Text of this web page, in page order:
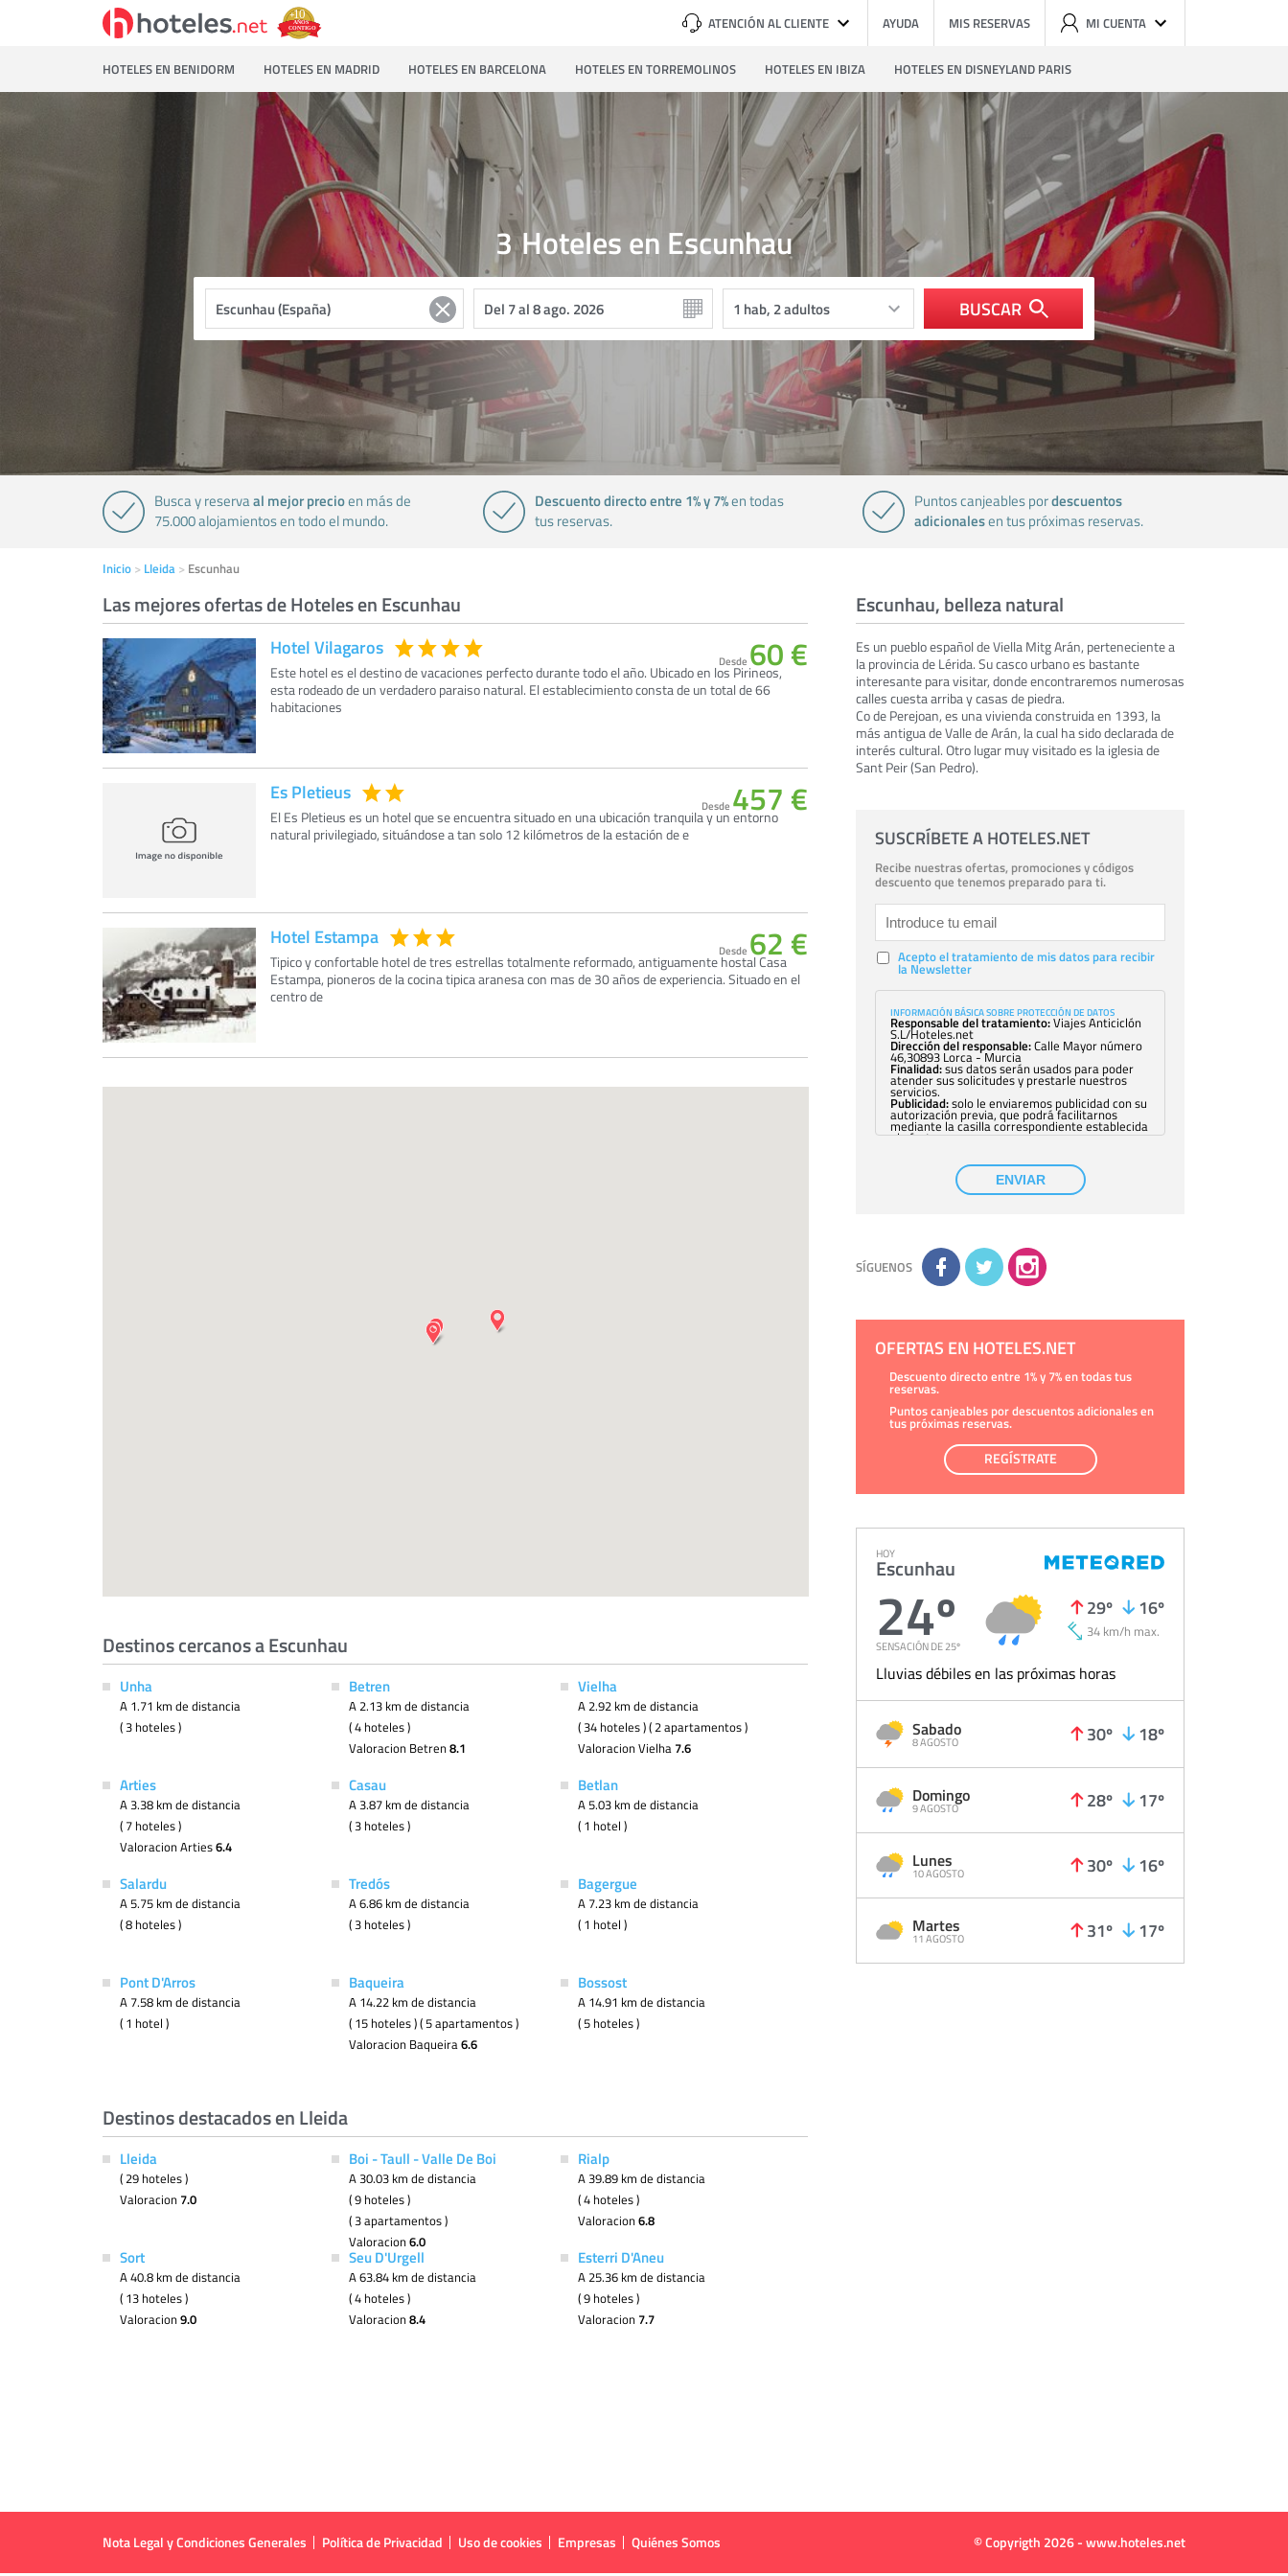
ATENCIÓN AL CLIENTE AYUDA MIS RESERVAS MI CUENTA
HOTELES EN BENIDORM HOTELES EN MADRID HOTELES EN BARCELONA HOTELES EN TORREMOLINOS HOTELES EN IBIZA HOTELES EN DISNEYLAND PARIS
Hoteles en Escunhau
3
BUSCAR
Busca y reservaal mejor precioen más de
75.000 alojamientos en todo el mundo.
Descuento directo entre 1% y 7%en todas
tus reservas.
Puntos canjeables pordescuentos
adicionalesen tus próximas reservas.
Inicio Lleida Escunhau
Las mejores ofertas de Hoteles en Escunhau
Hotel Vilagaros
Este hotel es el destino de vacaciones perfecto durante todo el año. Ubicado en los Pirineos,
esta rodeado de un verdadero paraiso natural. El establecimiento consta de un total de 66
habitaciones
Desde 60 €
Es Pletieus
El Es Pletieus es un hotel que se encuentra situado en una ubicación tranquila y un entorno
natural privilegiado, situándose a tan solo 12 kilómetros de la estación de e
Desde 457 €
Hotel Estampa
Tipico y confortable hotel de tres estrellas totalmente reformado, antiguamente hostal Casa
Estampa, pioneros de la cocina tipica aranesa con mas de 30 años de experiencia. Situado en el
centro de
Desde 62 €
Destinos cercanos a Escunhau
Unha
A 1.71 km de distancia
( 3 hoteles )
Betren
A 2.13 km de distancia
( 4 hoteles )
Valoracion Betren8.1
Vielha
A 2.92 km de distancia
( 34 hoteles ) ( 2 apartamentos )
Valoracion Vielha 7.6
Arties
A 3.38 km de distancia
( 7 hoteles )
Valoracion Arties6.4
Casau
A 3.87 km de distancia
( 3 hoteles )
Betlan
A 5.03 km de distancia
( 1 hotel )
Salardu
A 5.75 km de distancia
( 8 hoteles )
Tredós
A 6.86 km de distancia
( 3 hoteles )
Bagergue
A 7.23 km de distancia
( 1 hotel )
Pont D'Arros
A 7.58 km de distancia
( 1 hotel )
Baqueira
A 14.22 km de distancia
( 15 hoteles ) ( 5 apartamentos )
Valoracion Baqueira6.6
Bossost
A 14.91 km de distancia
( 5 hoteles )
Destinos destacados en Lleida
Lleida
( 29 hoteles )
Valoracion 7.0
Boi - Taull - Valle De Boi
A 30.03 km de distancia
( 9 hoteles )
( 3 apartamentos )
Valoracion6.0
Rialp
A 39.89 km de distancia
( 4 hoteles )
Valoracion6.8
Sort
A 40.8 km de distancia
( 13 hoteles )
Valoracion9.0
Seu D'Urgell
A 63.84 km de distancia
( 4 hoteles )
Valoracion8.4
Esterri D'Aneu
A 25.36 km de distancia
( 9 hoteles )
Valoracion 7.7
Escunhau, belleza natural
Es un pueblo español de Viella Mitg Arán, perteneciente a
la provincia de Lérida. Su casco urbano es bastante
interesante para visitar, donde encontraremos numerosas
calles cuesta arriba y casas de piedra.
Co de Perejoan, es una vivienda construida en 1393, la
más antigua de Valle de Arán, la cual ha sido declarada de
interés cultural. Otro lugar muy visitado es la iglesia de
Sant Peir (San Pedro).
SUSCRÍBETE A HOTELES.NET
Recibe nuestras ofertas, promociones y códigos
descuento que tenemos preparado para ti.
Acepto el tratamiento de mis datos para recibir
la Newsletter
INFORMACIÓN BÁSICA SOBRE PROTECCIÓN DE DATOS
Responsable del tratamiento:Viajes Anticiclón
S.L/Hoteles.net
Dirección del responsable:Calle Mayor número
46,30893 Lorca - Murcia
Finalidad:sus datos serán usados para poder
atender sus solicitudes y prestarle nuestros
servicios.
Publicidad:solo le enviaremos publicidad con su
autorización previa, que podrá facilitarnos
mediante la casilla correspondiente establecida
al efecto.
con su consentimiento previo, que podrá
facilitarnos mediante la casilla correspondiente
establecida al efecto.
Destinatarios:con carácter general, sólo el
Derechos:tiene derecho a saber qué
información tenemos sobre usted, corregirla y
eliminarla, tal y como se explica en la
información adicional disponible en nuestra
la información adicional y detallada sobre cómo
ENVIAR
SÍGUENOS
OFERTAS EN HOTELES.NET
Descuento directo entre 1% y 7% en todas tus
reservas.
Puntos canjeables por descuentos adicionales en
tus próximas reservas.
REGÍSTRATE
HOY
Escunhau
24º
SENSACIÓN DE 25º
29º 16º
34 km/h max.
Lluvias débiles en las próximas horas
Sabado
8 AGOSTO 30º 18º
Domingo
9 AGOSTO 28º 17º
Lunes
10 AGOSTO 30º 16º
Martes
11 AGOSTO 31º 17º
Nota Legal y Condiciones Generales Política de Privacidad Uso de cookies Empresas Quiénes Somos © Copyrigth 2026 - www.hoteles.net